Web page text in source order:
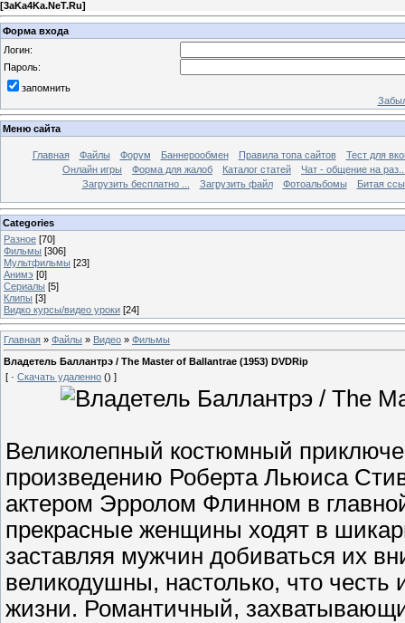
[3aKa4Ka.NeT.Ru]
Форма входа
Логин:
Пароль:
запомнить
Меню сайта
Главная Файлы Форум Баннерообмен Правила топа сайтов
Тест для
Онлайн игры
Форма для жалоб Каталог статей
Чат - общение на
Загрузить бесплатно ...
Загрузить файл Фотоальбомы Битая
Categories
Разное [70]
Фильмы [306]
Мультфильмы [23]
Анимэ [0]
Сериалы [5]
Клипы [3]
Видко курсы/видео уроки [24]
Главная » Файлы » Видео » Фильмы
Владетель Баллантрэ / The Master of Ballantrae (1953) DVDRip
[ · Скачать удаленно () ]
Великолепный костюмный
произведению Роберта Льюиса
актером Эрролом Флинном в
прекрасные женщины ходят в
заставляя мужчин добиваться их
великодушны, настолько, что
жизни. Романтичный,